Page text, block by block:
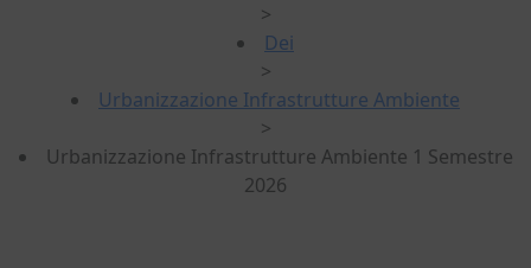
>
Dei
>
Urbanizzazione Infrastrutture Ambiente
>
Urbanizzazione Infrastrutture Ambiente 1 Semestre
2026